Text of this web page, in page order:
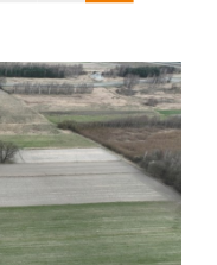
Domy
Dzialki